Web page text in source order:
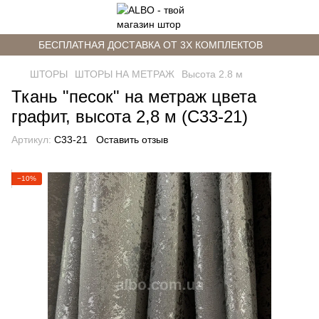
БЕСПЛАТНАЯ ДОСТАВКА ОТ 3Х КОМПЛЕКТОВ
ШТОРЫ ШТОРЫ НА МЕТРАЖ Высота 2.8 м
Ткань "песок" на метраж цвета
графит, высота 2,8 м (С33-21)
Артикул: C33-21 Оставить отзыв
−10%